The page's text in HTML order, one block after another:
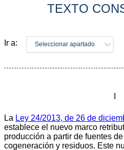
TEXTO
Ir a: Seleccionar apartado
La Ley 24/2013, de 26 de
establece el nuevo marco
producción a partir de fuentes
cogeneración y residuos. Este